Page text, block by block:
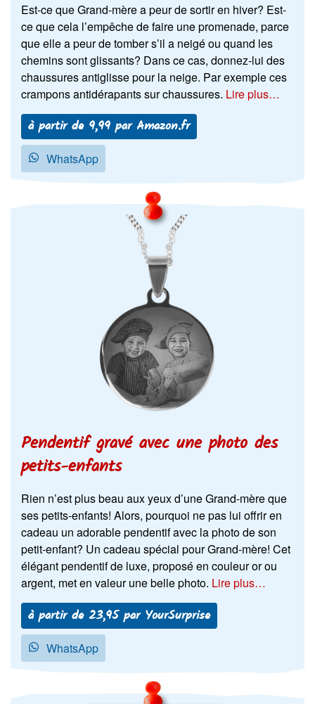
Est-ce que Grand-mère a peur de sortir en hiver? Est-
ce que cela l’empêche de faire une promenade, parce
que elle a peur de tomber s’il a neigé ou quand les
chemins sont glissants? Dans ce cas, donnez-lui des
chaussures antiglisse pour la neige. Par exemple ces
crampons antidérapants sur chaussures. Lire plus…
à partir de 9,99 par Amazon.fr
WhatsApp
Pendentif gravé avec une photo des
petits-enfants
Rien n’est plus beau aux yeux d’une Grand-mère que
ses petits-enfants! Alors, pourquoi ne pas lui offrir en
cadeau un adorable pendentif avec la photo de son
petit-enfant? Un cadeau spécial pour Grand-mère! Cet
élégant pendentif de luxe, proposé en couleur or ou
argent, met en valeur une belle photo. Lire plus…
à partir de 23,95 par YourSurprise
WhatsApp